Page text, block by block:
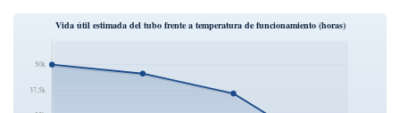
Vida útil estimada del tubo frente a temperatura de funcionamiento (horas)
37,5k
50k